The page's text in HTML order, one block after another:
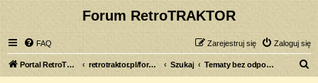
Forum RetroTRAKTOR
FAQ Zaloguj się
Zarejestruj się
Portal RetroTRAKTOR.pl retrotraktor.pl/forum Szukaj Tematy bez odpowiedzi